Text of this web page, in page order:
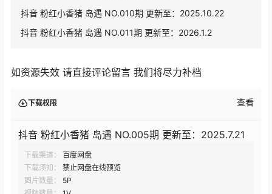
抖音 粉红小香猪 岛遇 NO.010期 更新至：2025.10.22
抖音 粉红小香猪 岛遇 NO.011期 更新至：2026.1.2
如资源失效 请直接评论留言 我们将尽力补档
下载权限 查看
抖音 粉红小香猪 岛遇 NO.005期 更新至：2025.7.21
下载渠道：
百度网盘
下载须知：
禁止网盘在线预览
图片数量：
5P